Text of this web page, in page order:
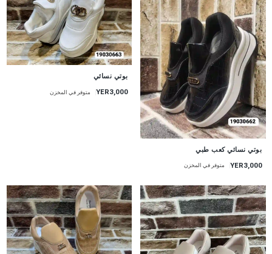
بوتي نسائي كعب طبي
YER3,000 متوفر في المخزن
بوتي نسائي
YER3,000 متوفر في المخزن